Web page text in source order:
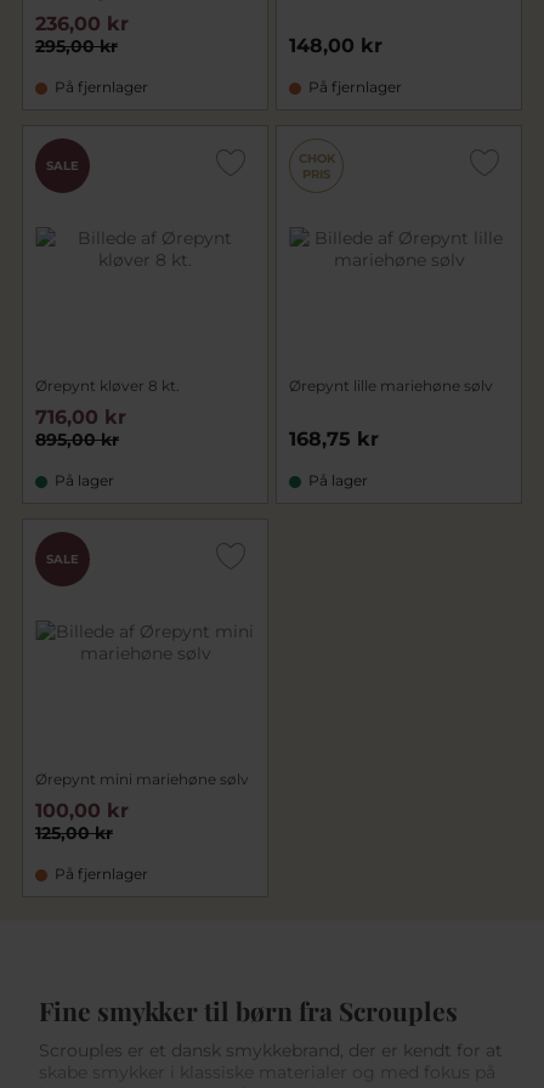
295,00 kr
236,00 kr
På fjernlager
148,00 kr
På fjernlager
SALE
Ørepynt kløver 8 kt.
895,00 kr
716,00 kr
På lager
CHOK
PRIS
Ørepynt lille mariehøne sølv
168,75 kr
På lager
SALE
Ørepynt mini mariehøne sølv
125,00 kr
100,00 kr
På fjernlager
Fine smykker til børn fra Scrouples
Scrouples er et dansk smykkebrand, der er kendt for at
skabe smykker i klassiske materialer og med fokus på